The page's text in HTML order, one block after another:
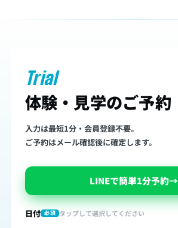
Trial
体験・見学のご予約
入力は最短1分・会員登録不要。
ご予約はメール確認後に確定します。
LINEで簡単1分予約→
日付 必須 タップして選択してください